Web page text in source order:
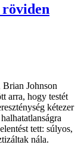
röviden
Johnson
arra, hogy testét
kétezer
tett: súlyos,
nála.